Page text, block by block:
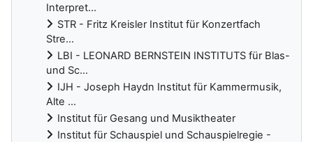
Interpret...
STR - Fritz Kreisler Institut für Konzertfach
Stre...
LBI - LEONARD BERNSTEIN INSTITUTS für Blas-
und Sc...
IJH - Joseph Haydn Institut für Kammermusik,
Alte ...
Institut für Gesang und Musiktheater
Institut für Schauspiel und Schauspielregie -